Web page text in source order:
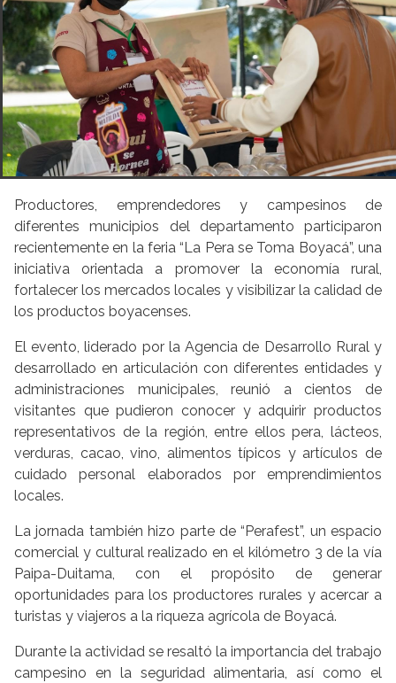
Productores, emprendedores y campesinos de
diferentes municipios del departamento participaron
recientemente en la feria “La Pera se Toma Boyacá”, una
iniciativa orientada a promover la economía rural,
fortalecer los mercados locales y visibilizar la calidad de
los productos boyacenses.
El evento, liderado por la Agencia de Desarrollo Rural y
desarrollado en articulación con diferentes entidades y
administraciones municipales, reunió a cientos de
visitantes que pudieron conocer y adquirir productos
representativos de la región, entre ellos pera, lácteos,
verduras, cacao, vino, alimentos típicos y artículos de
cuidado personal elaborados por emprendimientos
locales.
La jornada también hizo parte de “Perafest”, un espacio
comercial y cultural realizado en el kilómetro 3 de la vía
Paipa-Duitama, con el propósito de generar
oportunidades para los productores rurales y acercar a
turistas y viajeros a la riqueza agrícola de Boyacá.
Durante la actividad se resaltó la importancia del trabajo
campesino en la seguridad alimentaria, así como el